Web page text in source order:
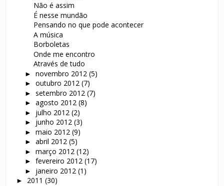
Não é assim
É nesse mundão
Pensando no que pode acontecer
A música
Borboletas
Onde me encontro
Através de tudo
► novembro 2012 (5)
► outubro 2012 (7)
► setembro 2012 (7)
► agosto 2012 (8)
► julho 2012 (2)
► junho 2012 (3)
► maio 2012 (9)
► abril 2012 (5)
► março 2012 (12)
► fevereiro 2012 (17)
► janeiro 2012 (1)
► 2011(30)